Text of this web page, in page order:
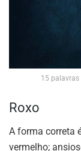
15
Roxo
A forma correta
vermelho;